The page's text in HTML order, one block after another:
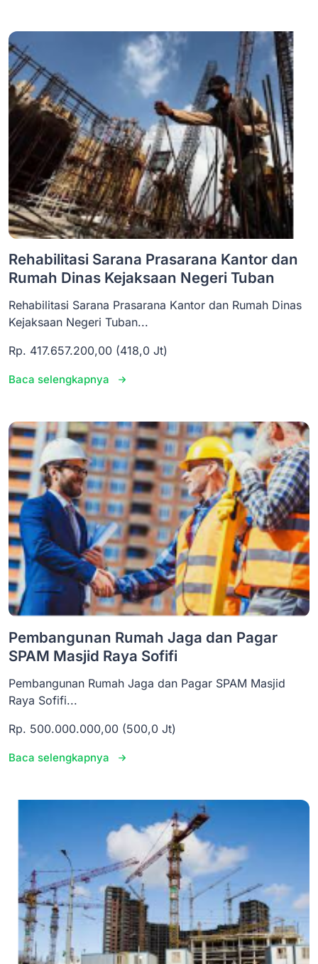
Rehabilitasi Sarana Prasarana Kantor dan
Rumah Dinas Kejaksaan Negeri Tuban
Rehabilitasi Sarana Prasarana Kantor dan Rumah Dinas
Kejaksaan Negeri Tuban...
Rp. 417.657.200,00 (418,0 Jt)
Baca selengkapnya
Pembangunan Rumah Jaga dan Pagar
SPAM Masjid Raya Sofifi
Pembangunan Rumah Jaga dan Pagar SPAM Masjid
Raya Sofifi...
Rp. 500.000.000,00 (500,0 Jt)
Baca selengkapnya